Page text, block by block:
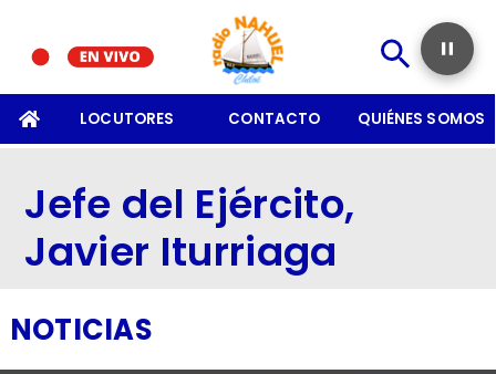
LOCUTORES CONTACTO QUIÉNES SOMOS
Jefe del Ejército,
Javier Iturriaga
NOTICIAS